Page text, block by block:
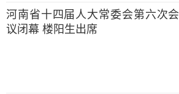
河南省十四届人大常委会第六次会
议闭幕 楼阳生出席